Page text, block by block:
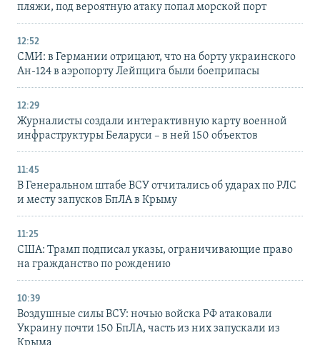
пляжи, под вероятную атаку попал морской порт
12:52
СМИ: в Германии отрицают, что на борту украинского
Ан-124 в аэропорту Лейпцига были боеприпасы
12:29
Журналисты создали интерактивную карту военной
инфраструктуры Беларуси – в ней 150 объектов
11:45
В Генеральном штабе ВСУ отчитались об ударах по РЛС
и месту запусков БпЛА в Крыму
11:25
США: Трамп подписал указы, ограничивающие право
на гражданство по рождению
10:39
Воздушные силы ВСУ: ночью войска РФ атаковали
Украину почти 150 БпЛА, часть из них запускали из